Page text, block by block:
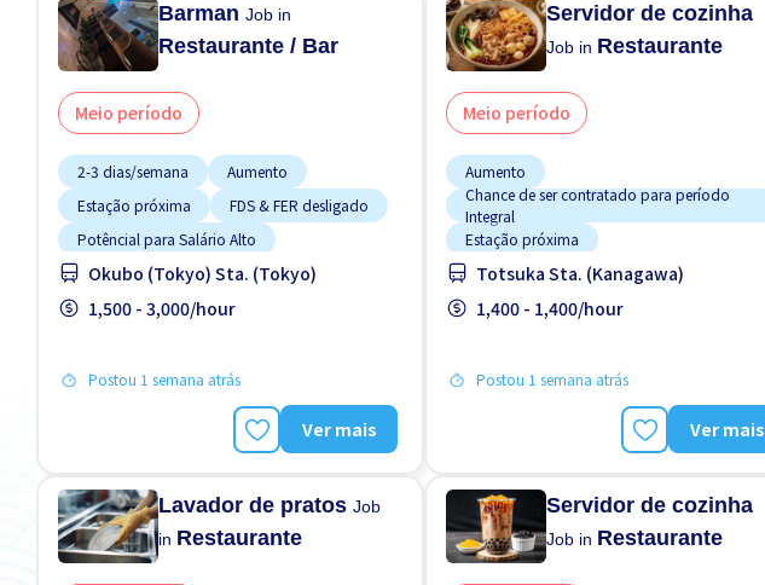
BarmanJob in
Restaurante / Bar
Meio período
2-3 dias/semana
Aumento
Estação próxima
FDS & FER desligado
Potêncial para Salário Alto
Poucas horas de trabalho
Preferência por Mulheres
Promoção
Okubo (Tokyo) Sta. (Tokyo)
1,500 - 3,000/hour
Postou 1 semana atrás
Ver mais
Servidor de cozinha
Job in Restaurante
Meio período
Aumento
Chance de ser contratado para período
Integral
Estação próxima
Estrangeiro trabalhando
Manual de Treinamento para Estrangeiros
Preferência por Homens
Preferência por Mulheres
Promoção
Totsuka Sta. (Kanagawa)
1,400 - 1,400/hour
Postou 1 semana atrás
Ver mais
Lavador de pratosJob
in Restaurante
Servidor de cozinha
Job in Restaurante